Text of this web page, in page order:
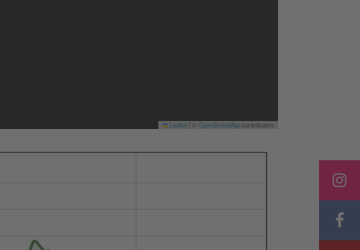
Leaflet OpenStreetMapcontributors